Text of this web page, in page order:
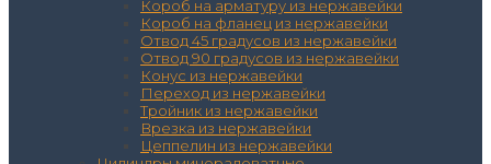
Короб на арматуру из нержавейки
Короб на фланец из нержавейки
Отвод 45 градусов из нержавейки
Отвод 90 градусов из нержавейки
Конус из нержавейки
Переход из нержавейки
Тройник из нержавейки
Врезка из нержавейки
Цеппелин из нержавейки